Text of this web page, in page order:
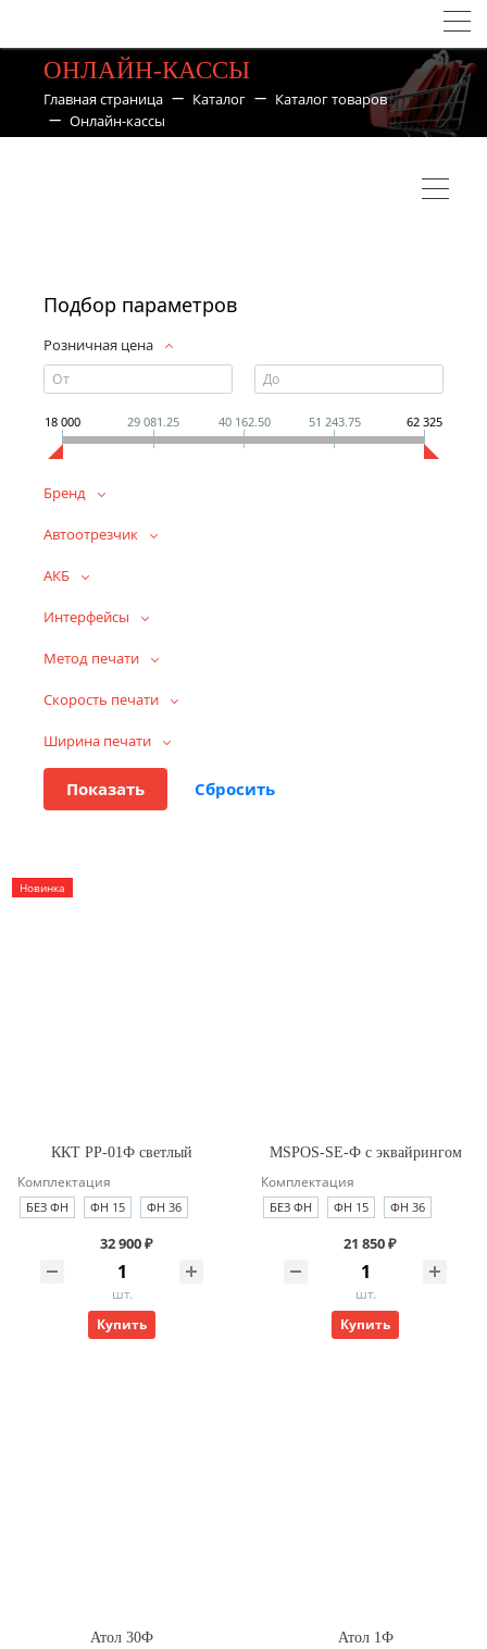
ОНЛАЙН-КАССЫ
Главная страница Каталог
Каталог товаров
Онлайн-кассы
Подбор параметров
Розничная цена
18 000 29 081.25 40 162.50 51 243.75 62 325
Бренд
Автоотрезчик
АКБ
Интерфейсы
Метод печати
Скорость печати
Ширина печати
Новинка
ККТ РР-01Ф светлый
Комплектация
БЕЗ ФН ФН 15 ФН 36
32 900 ₽
шт.
Купить
MSPOS-SE-Ф с эквайрингом
Комплектация
БЕЗ ФН ФН 15 ФН 36
21 850 ₽
шт.
Купить
Атол 30Ф Атол 1Ф